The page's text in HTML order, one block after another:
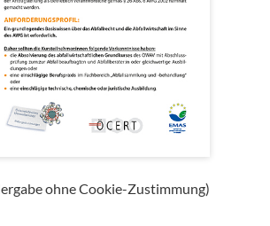
ohne Cookie-Zustimmung)